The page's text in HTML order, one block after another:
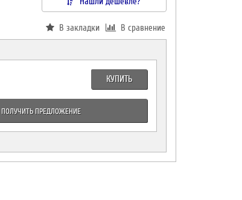
В закладки В сравнение
КУПИТЬ
ПОЛУЧИТЬ ПРЕДЛОЖЕНИЕ